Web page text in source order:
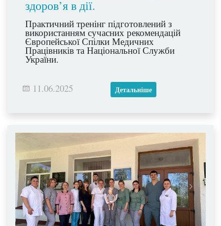
здоров’я в дії.
Практичний тренінг підготовлений з
використанням сучасних рекомендацій
Європейської Спілки Медичних
Працівників та Національної Служби
України.
11.06.2025 Детальніше